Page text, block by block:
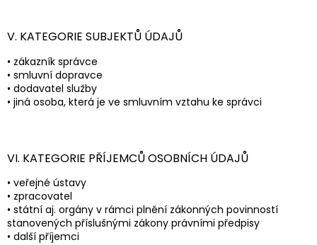
V. KATEGORIE SUBJEKTŮ ÚDAJŮ
• zákazník správce
• smluvní dopravce
• dodavatel služby
• jiná osoba, která je ve smluvním vztahu ke správci
VI. KATEGORIE PŘÍJEMCŮ OSOBNÍCH ÚDAJŮ
• veřejné ústavy
• zpracovatel
• státní aj. orgány v rámci plnění zákonných povinností
stanovených příslušnými zákony právními předpisy
• další příjemci